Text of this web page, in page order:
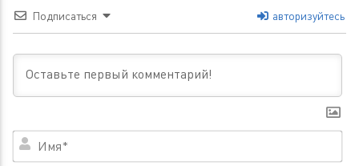
Подписаться авторизуйтесь